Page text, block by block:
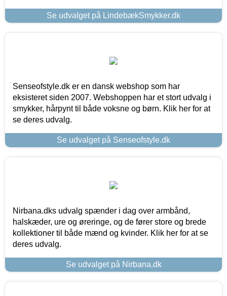
Se udvalget på LindebækSmykker.dk
Senseofstyle.dk er en dansk webshop som har
eksisteret siden 2007. Webshoppen har et stort udvalg i
smykker, hårpynt til både voksne og børn. Klik her for at
se deres udvalg.
Se udvalget på Senseofstyle.dk
Nirbana.dks udvalg spænder i dag over armbånd,
halskæder, ure og øreringe, og de fører store og brede
kollektioner til både mænd og kvinder. Klik her for at se
deres udvalg.
Se udvalget på Nirbana.dk